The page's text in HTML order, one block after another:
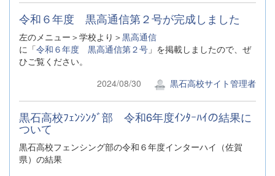
令和６年度 黒高通信第２号が完成しました
左のメニュー＞学校より＞黒高通信
に「令和６年度 黒高通信第２号 」を掲載しましたので、ぜ
ひご覧ください。
2024/08/30
黒石高校サイト管理者
黒石高校ﾌｪﾝｼﾝｸﾞ部 令和6年度ｲﾝﾀｰﾊｲの結果に
ついて
黒石高校フェンシング部の令和６年度インターハイ（佐賀
県）の結果